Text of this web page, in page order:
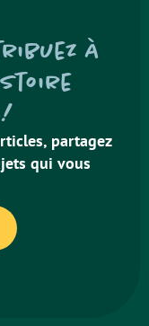
à
partagez
qui vous